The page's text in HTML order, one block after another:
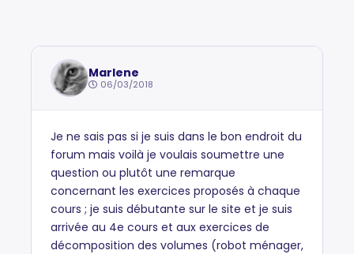
Marlene
06/03/2018
Je ne sais pas si je suis dans le bon endroit du
forum mais voilà je voulais soumettre une
question ou plutôt une remarque
concernant les exercices proposés à chaque
cours ; je suis débutante sur le site et je suis
arrivée au 4e cours et aux exercices de
décomposition des volumes (robot ménager,